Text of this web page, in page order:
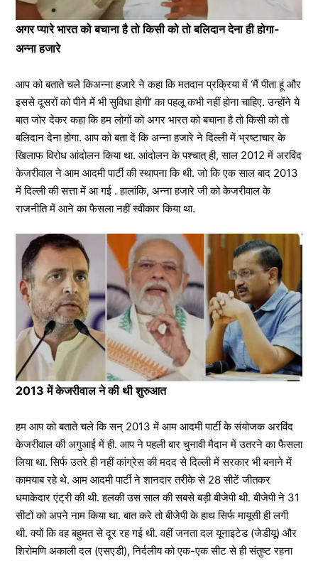
अगर प्यारे भारत को बचाना है तो किसी को तो बलिदान देना ही होगा-
अन्ना हजारे
आप को बताते चले किअन्ना हजारे ने कहा कि मतदान प्रक्रिया में ‘मैं पीता हूं और
इससे दूसरों को पीने में भी सुविधा होगी’ का पहलू कभी नहीं होना चाहिए. उन्होंने ये
बात जोर देकर कहा कि हम लोगों को अगर भारत को बचाना है तो किसी को तो
बलिदान देना होगा. आप को बता दें कि अन्ना हजारे ने दिल्ली में भ्रष्टाचार के
खिलाफ विरोध आंदोलन किया था. आंदोलन के पश्चात् ही, साल 2012 में अरविंद
केजरीवाल ने आम आदमी पार्टी की स्थापना कि थी. जो कि एक साल बाद 2013
में दिल्ली की सत्ता में आ गई . हालांकि, अन्ना हजारे जी को केजरीवाल के
राजनीति में आने का फैसला नहीं स्वीकार किया था.
2013 में केजरीवाल ने की थी शुरुआत
हम आप को बताते चले कि सन् 2013 में आम आदमी पार्टी के संयोजक अरविंद
केजरीवाल की अगुआई में ही. आप ने पहली बार चुनावी मैदान में उतरने का फैसला
लिया था. सिर्फ उतरे ही नहीं कांग्रेस की मदद से दिल्ली में सरकार भी बनाने में
कामयाब रहे थे. आम आदमी पार्टी ने शानदार तरीके से 28 सीटें जीतकर
धमाकेदार एंट्री की थी. हलकी उस साल की सबसे बड़ी बीजेपी थी. बीजेपी ने 31
सीटों को अपने नाम किया था. बात करे तो बीजेपी के हाथ सिर्फ मायूसी ही लगी
थी. क्यों कि वह बहुमत से दूर रह गई थी. वहीं जनता दल यूनाइटेड (जेडीयू) और
शिरोमणि अकाली दल (एसएडी), निर्दलीय को एक-एक सीट से ही संतुष्ट रहना